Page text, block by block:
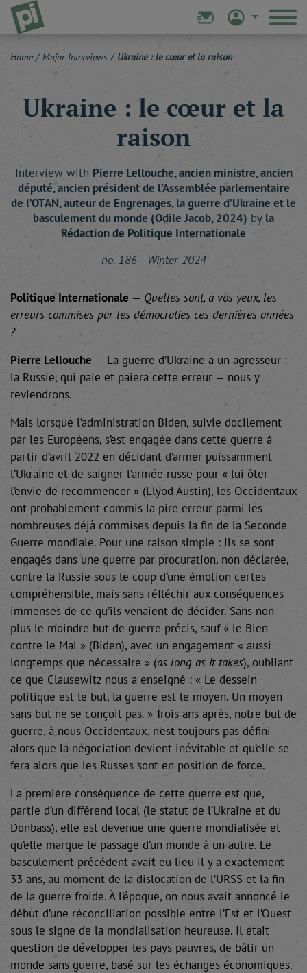
Home / Major Interviews / Ukraine : le cœur et la raison
Ukraine : le cœur et la
raison
Interview with Pierre Lellouche, ancien ministre, ancien
député, ancien président de l’Assemblée parlementaire
de l’OTAN, auteur de Engrenages, la guerre d’Ukraine et le
basculement du monde (Odile Jacob, 2024) by la
Rédactionde Politique Internationale
no. 186 - Winter 2024
Politique Internationale — Quelles sont, à vos yeux, les
erreurs commises par les démocraties ces dernières années
?
Pierre Lellouche — La guerre d’Ukraine a un agresseur :
la Russie, qui paie et paiera cette erreur — nous y
reviendrons.
Mais lorsque l’administration Biden, suivie docilement
par les Européens, s’est engagée dans cette guerre à
partir d’avril 2022 en décidant d’armer puissamment
l’Ukraine et de saigner l’armée russe pour « lui ôter
l’envie de recommencer » (Llyod Austin), les Occidentaux
ont probablement commis la pire erreur parmi les
nombreuses déjà commises depuis la fin de la Seconde
Guerre mondiale. Pour une raison simple : ils se sont
engagés dans une guerre par procuration, non déclarée,
contre la Russie sous le coup d’une émotion certes
compréhensible, mais sans réfléchir aux conséquences
immenses de ce qu’ils venaient de décider. Sans non
plus le moindre but de guerre précis, sauf « le Bien
contre le Mal » (Biden), avec un engagement « aussi
longtemps que nécessaire » (as long as it takes), oubliant
ce que Clausewitz nous a enseigné : « Le dessein
politique est le but, la guerre est le moyen. Un moyen
sans but ne se conçoit pas. » Trois ans après, notre but de
guerre, à nous Occidentaux, n’est toujours pas défini
alors que la négociation devient inévitable et qu’elle se
fera alors que les Russes sont en position de force.
La première conséquence de cette guerre est que,
partie d’un différend local (le statut de l’Ukraine et du
Donbass), elle est devenue une guerre mondialisée et
qu’elle marque le passage d’un monde à un autre. Le
basculement précédent avait eu lieu il y a exactement
33 ans, au moment de la dislocation de l’URSS et la fin
de la guerre froide. À l’époque, on nous avait annoncé le
début d’une réconciliation possible entre l’Est et l’Ouest
sous le signe de la mondialisation heureuse. Il était
question de développer les pays pauvres, de bâtir un
monde sans guerre, basé sur les échanges économiques.